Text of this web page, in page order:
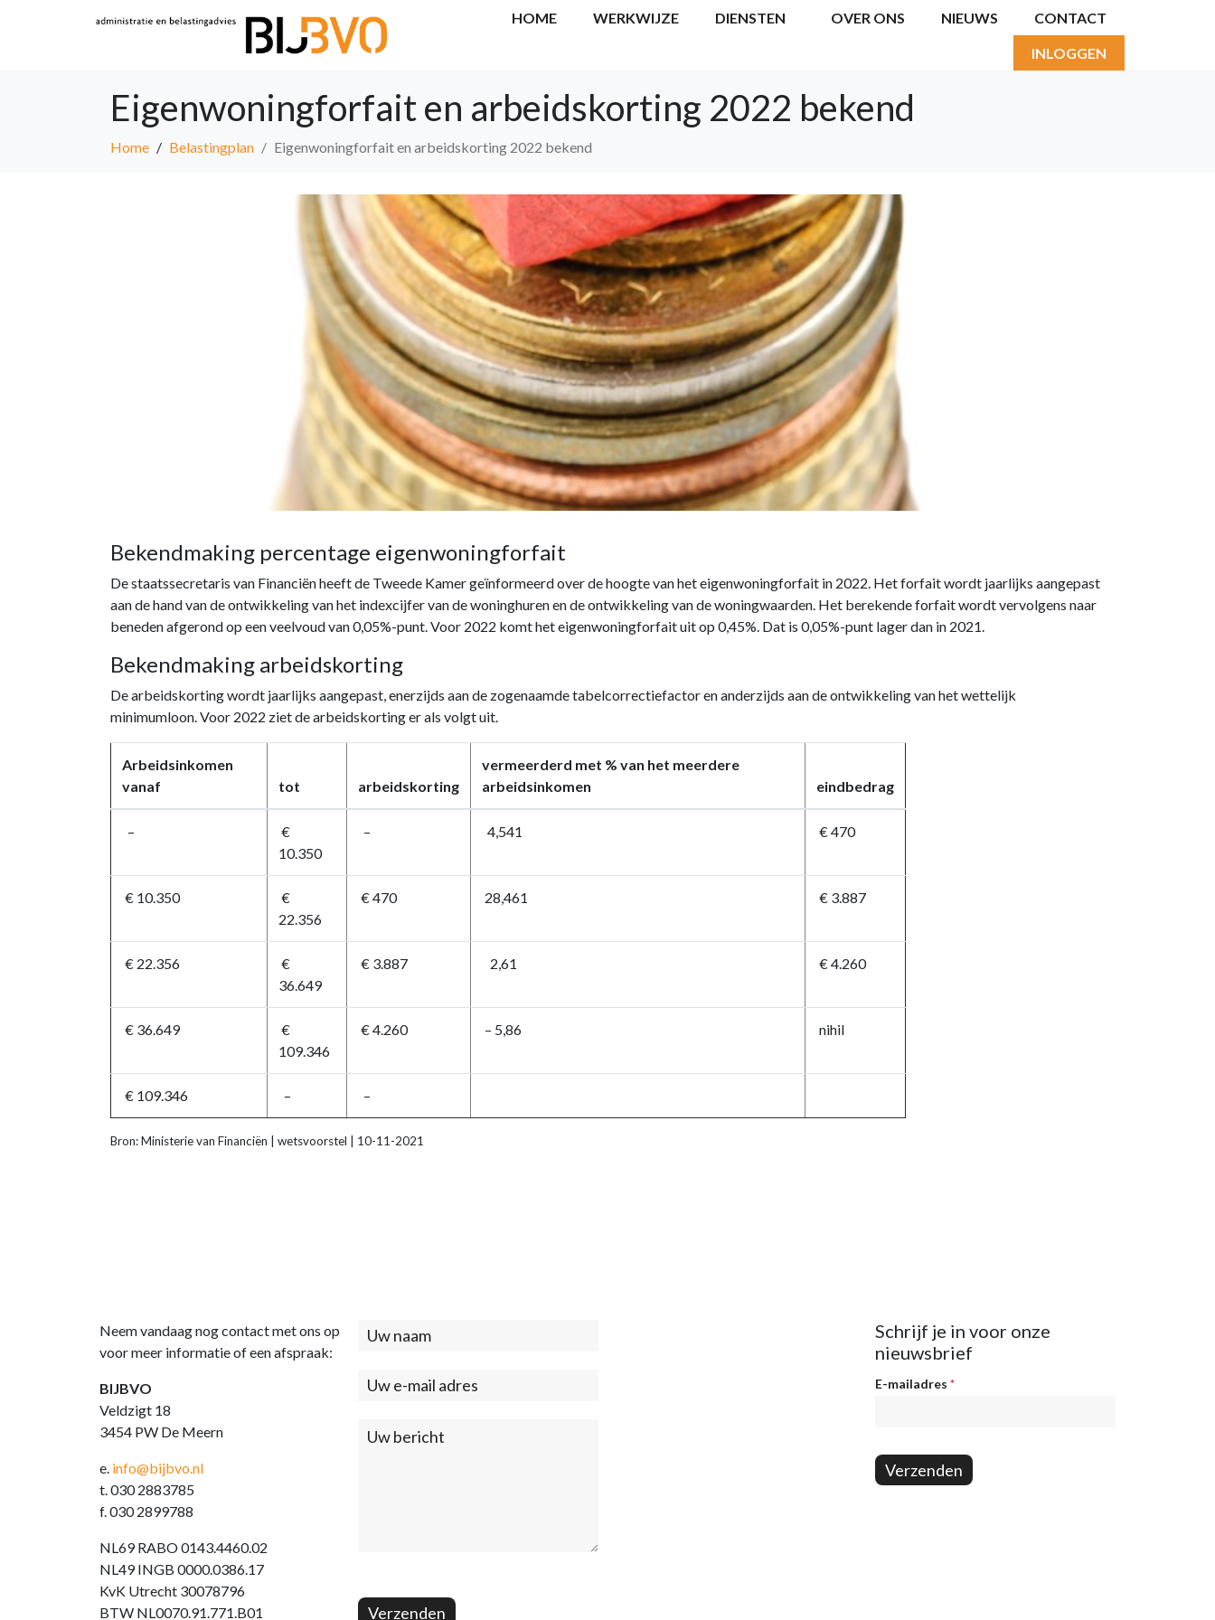
HOME WERKWIJZE DIENSTEN OVER ONS NIEUWS CONTACT
INLOGGEN
Eigenwoningforfait en arbeidskorting 2022 bekend
Home Belastingplan Eigenwoningforfait en arbeidskorting 2022 bekend
Bekendmaking percentage eigenwoningforfait
De staatssecretaris van Financiën heeft de Tweede Kamer geïnformeerd over de hoogte van het eigenwoningforfait in 2022. Het forfait wordt jaarlijks aangepast
aan de hand van de ontwikkeling van het indexcijfer van de woninghuren en de ontwikkeling van de woningwaarden. Het berekende forfait wordt vervolgens naar
beneden afgerond op een veelvoud van 0,05%-punt. Voor 2022 komt het eigenwoningforfait uit op 0,45%. Dat is 0,05%-punt lager dan in 2021.
Bekendmaking arbeidskorting
De arbeidskorting wordt jaarlijks aangepast, enerzijds aan de zogenaamde tabelcorrectiefactor en anderzijds aan de ontwikkeling van het wettelijk
minimumloon. Voor 2022 ziet de arbeidskorting er als volgt uit.
Arbeidsinkomen
vanaf
tot arbeidskorting
vermeerderd met % van het meerdere
arbeidsinkomen
eindbedrag
–
€
10.350
– 4,541 € 470
€ 10.350
€
22.356
€ 470 28,461 € 3.887
€ 22.356
€
36.649
€ 3.887 2,61 € 4.260
€ 36.649
€
109.346
€ 4.260 – 5,86 nihil
€ 109.346 – –
Bron: Ministerie van Financiën | wetsvoorstel | 10-11-2021
Neem vandaag nog contact met ons op
voor meer informatie of een afspraak:
BIJBVO
Veldzigt 18
3454 PW De Meern
e. info@bijbvo.nl
t. 030 2883785
f. 030 2899788
NL69 RABO 0143.4460.02
NL49 INGB 0000.0386.17
KvK Utrecht 30078796
BTW NL0070.91.771.B01
Contact
Verzenden
Schrijf je in voor onze
nieuwsbrief
Nieuwsbrief
E-mailadres *
Verzenden